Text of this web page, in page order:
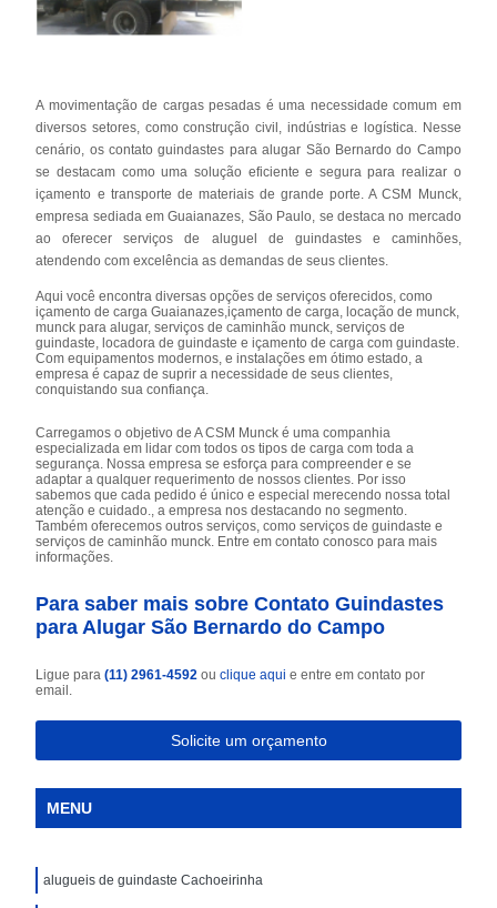
A movimentação de cargas pesadas é uma necessidade comum em
diversos setores, como construção civil, indústrias e logística. Nesse
cenário, os contato guindastes para alugar São Bernardo do Campo
se destacam como uma solução eficiente e segura para realizar o
içamento e transporte de materiais de grande porte. A CSM Munck,
empresa sediada em Guaianazes, São Paulo, se destaca no mercado
ao oferecer serviços de aluguel de guindastes e caminhões,
atendendo com excelência as demandas de seus clientes.
Aqui você encontra diversas opções de serviços oferecidos, como
içamento de carga Guaianazes,içamento de carga, locação de munck,
munck para alugar, serviços de caminhão munck, serviços de
guindaste, locadora de guindaste e içamento de carga com guindaste.
Com equipamentos modernos, e instalações em ótimo estado, a
empresa é capaz de suprir a necessidade de seus clientes,
conquistando sua confiança.
Carregamos o objetivo de A CSM Munck é uma companhia
especializada em lidar com todos os tipos de carga com toda a
segurança. Nossa empresa se esforça para compreender e se
adaptar a qualquer requerimento de nossos clientes. Por isso
sabemos que cada pedido é único e especial merecendo nossa total
atenção e cuidado., a empresa nos destacando no segmento.
Também oferecemos outros serviços, como serviços de guindaste e
serviços de caminhão munck. Entre em contato conosco para mais
informações.
Para saber mais sobre Contato Guindastes
para Alugar São Bernardo do Campo
Ligue para(11) 2961-4592ouclique aqui e entre em contato por
email.
Solicite um orçamento
MENU
alugueis de guindaste Cachoeirinha